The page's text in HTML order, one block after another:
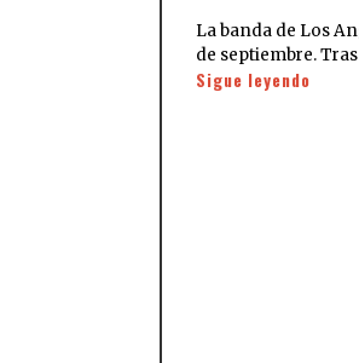
La banda de Los
de septiembre.
Sigue leyendo